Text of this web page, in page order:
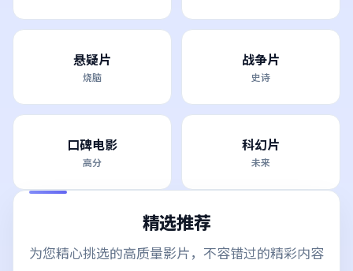
悬疑片
烧脑
战争片
史诗
口碑电影
高分
科幻片
未来
精选推荐
为您精心挑选的高质量影片，不容错过的精彩内容